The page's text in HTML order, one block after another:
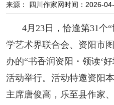
小说 散文
校园文学 其他阅读
新书快讯
来源： 四川作家网时间：2026-
4月23日，恰逢第31个
学艺术界联合会、资阳市
办的“书香润资阳・领读‘
活动举行。活动特邀资阳
主席唐俊高，乐至县作家